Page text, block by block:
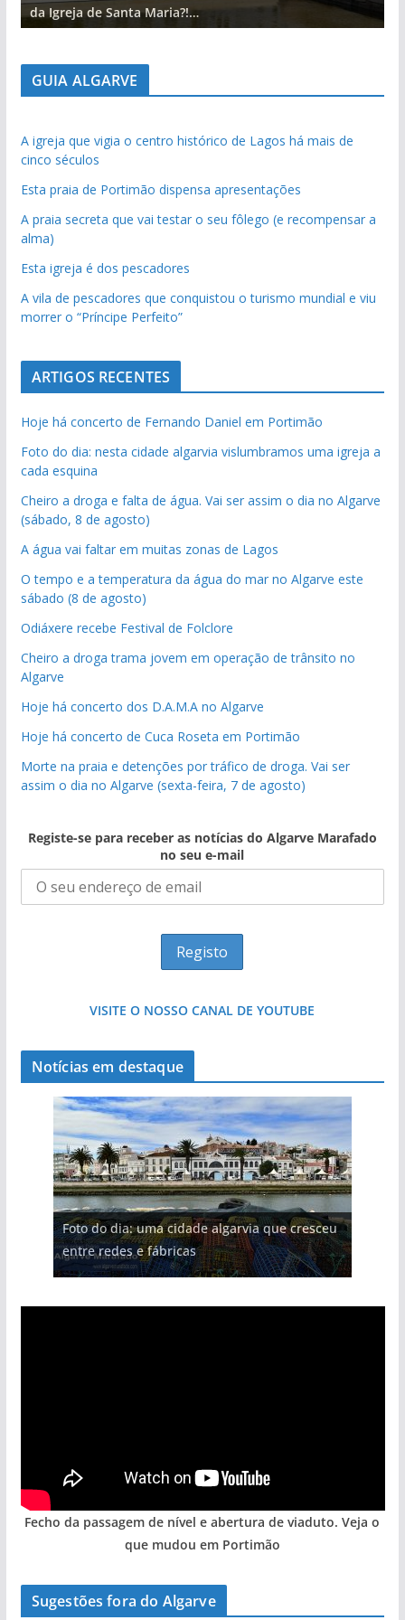
da Igreja de Santa Maria?!…
GUIA ALGARVE
A igreja que vigia o centro histórico de Lagos há mais de
cinco séculos
Esta praia de Portimão dispensa apresentações
A praia secreta que vai testar o seu fôlego (e recompensar a
alma)
Esta igreja é dos pescadores
A vila de pescadores que conquistou o turismo mundial e viu
morrer o “Príncipe Perfeito”
ARTIGOS RECENTES
Hoje há concerto de Fernando Daniel em Portimão
Foto do dia: nesta cidade algarvia vislumbramos uma igreja a
cada esquina
Cheiro a droga e falta de água. Vai ser assim o dia no Algarve
(sábado, 8 de agosto)
A água vai faltar em muitas zonas de Lagos
O tempo e a temperatura da água do mar no Algarve este
sábado (8 de agosto)
Odiáxere recebe Festival de Folclore
Cheiro a droga trama jovem em operação de trânsito no
Algarve
Hoje há concerto dos D.A.M.A no Algarve
Hoje há concerto de Cuca Roseta em Portimão
Morte na praia e detenções por tráfico de droga. Vai ser
assim o dia no Algarve (sexta-feira, 7 de agosto)
Registe-se para receber as notícias do Algarve Marafado
no seu e-mail
VISITE O NOSSO CANAL DE YOUTUBE
Notícias em destaque
Foto do dia: uma cidade algarvia que cresceu
entre redes e fábricas
Fecho da passagem de nível e abertura de viaduto. Veja o
que mudou em Portimão
Sugestões fora do Algarve